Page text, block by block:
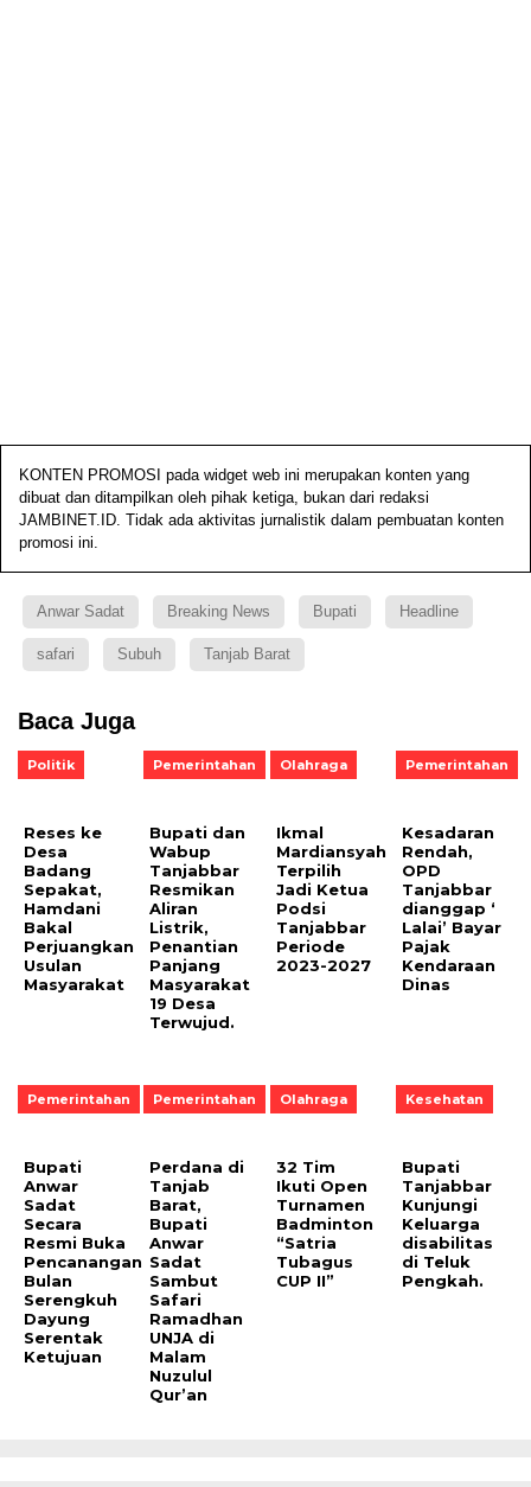
KONTEN PROMOSI pada widget web ini merupakan konten yang
dibuat dan ditampilkan oleh pihak ketiga, bukan dari redaksi
JAMBINET.ID. Tidak ada aktivitas jurnalistik dalam pembuatan konten
promosi ini.
Anwar Sadat Breaking News Bupati Headline
safari Subuh Tanjab Barat
Baca Juga
Politik
Reses ke
Desa
Badang
Sepakat,
Hamdani
Bakal
Perjuangkan
Usulan
Masyarakat
Pemerintahan
Bupati dan
Wabup
Tanjabbar
Resmikan
Aliran
Listrik,
Penantian
Panjang
Masyarakat
19 Desa
Terwujud.
Olahraga
Ikmal
Mardiansyah
Terpilih
Jadi Ketua
Podsi
Tanjabbar
Periode
2023-2027
Pemerintahan
Kesadaran
Rendah,
OPD
Tanjabbar
dianggap ‘
Lalai’ Bayar
Pajak
Kendaraan
Dinas
Pemerintahan
Bupati
Anwar
Sadat
Secara
Resmi Buka
Pencanangan
Bulan
Serengkuh
Dayung
Serentak
Ketujuan
Pemerintahan
Perdana di
Tanjab
Barat,
Bupati
Anwar
Sadat
Sambut
Safari
Ramadhan
UNJA di
Malam
Nuzulul
Qur’an
Olahraga
32 Tim
Ikuti Open
Turnamen
Badminton
“Satria
Tubagus
CUP II”
Kesehatan
Bupati
Tanjabbar
Kunjungi
Keluarga
disabilitas
di Teluk
Pengkah.